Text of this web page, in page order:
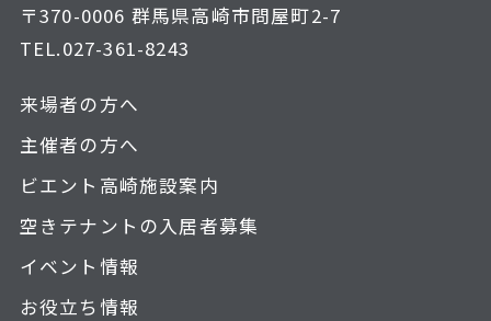
〒370-0006 群馬県高崎市問屋町2-7
TEL.027-361-8243
来場者の方へ
主催者の方へ
ビエント高崎施設案内
空きテナントの入居者募集
イベント情報
お役立ち情報